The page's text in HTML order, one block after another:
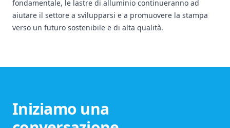
fondamentale, le lastre di alluminio continueranno ad
aiutare il settore a svilupparsi e a promuovere la stampa
verso un futuro sostenibile e di alta qualità.
Iniziamo una